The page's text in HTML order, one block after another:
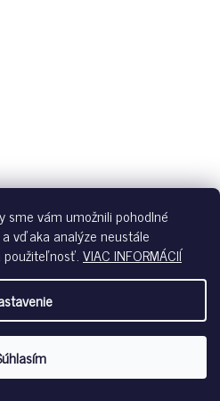
sme vám umožnili pohodlné
vďaka analýze neustále
použiteľnosť.VIAC INFORMÁCIÍ
COOLING DELUXE NIGHT
STRIPES